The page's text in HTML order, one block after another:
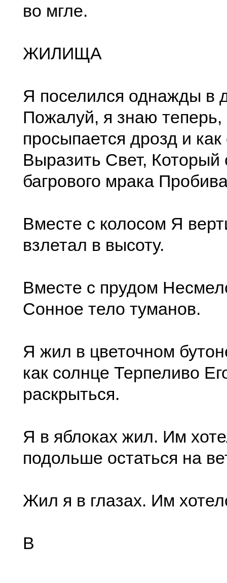
во мгле.
ЖИЛИЩА
Я поселился однажды в
Пожалуй, я знаю теперь,
просыпается дрозд и
Выразить Свет, Который
багрового мрака
Вместе с колосом Я
взлетал в высоту.
Вместе с прудом
Сонное тело туманов.
Я жил в цветочном
как солнце Терпеливо
раскрыться.
Я в яблоках жил. Им
подольше остаться на
Жил я в глазах. Им
В